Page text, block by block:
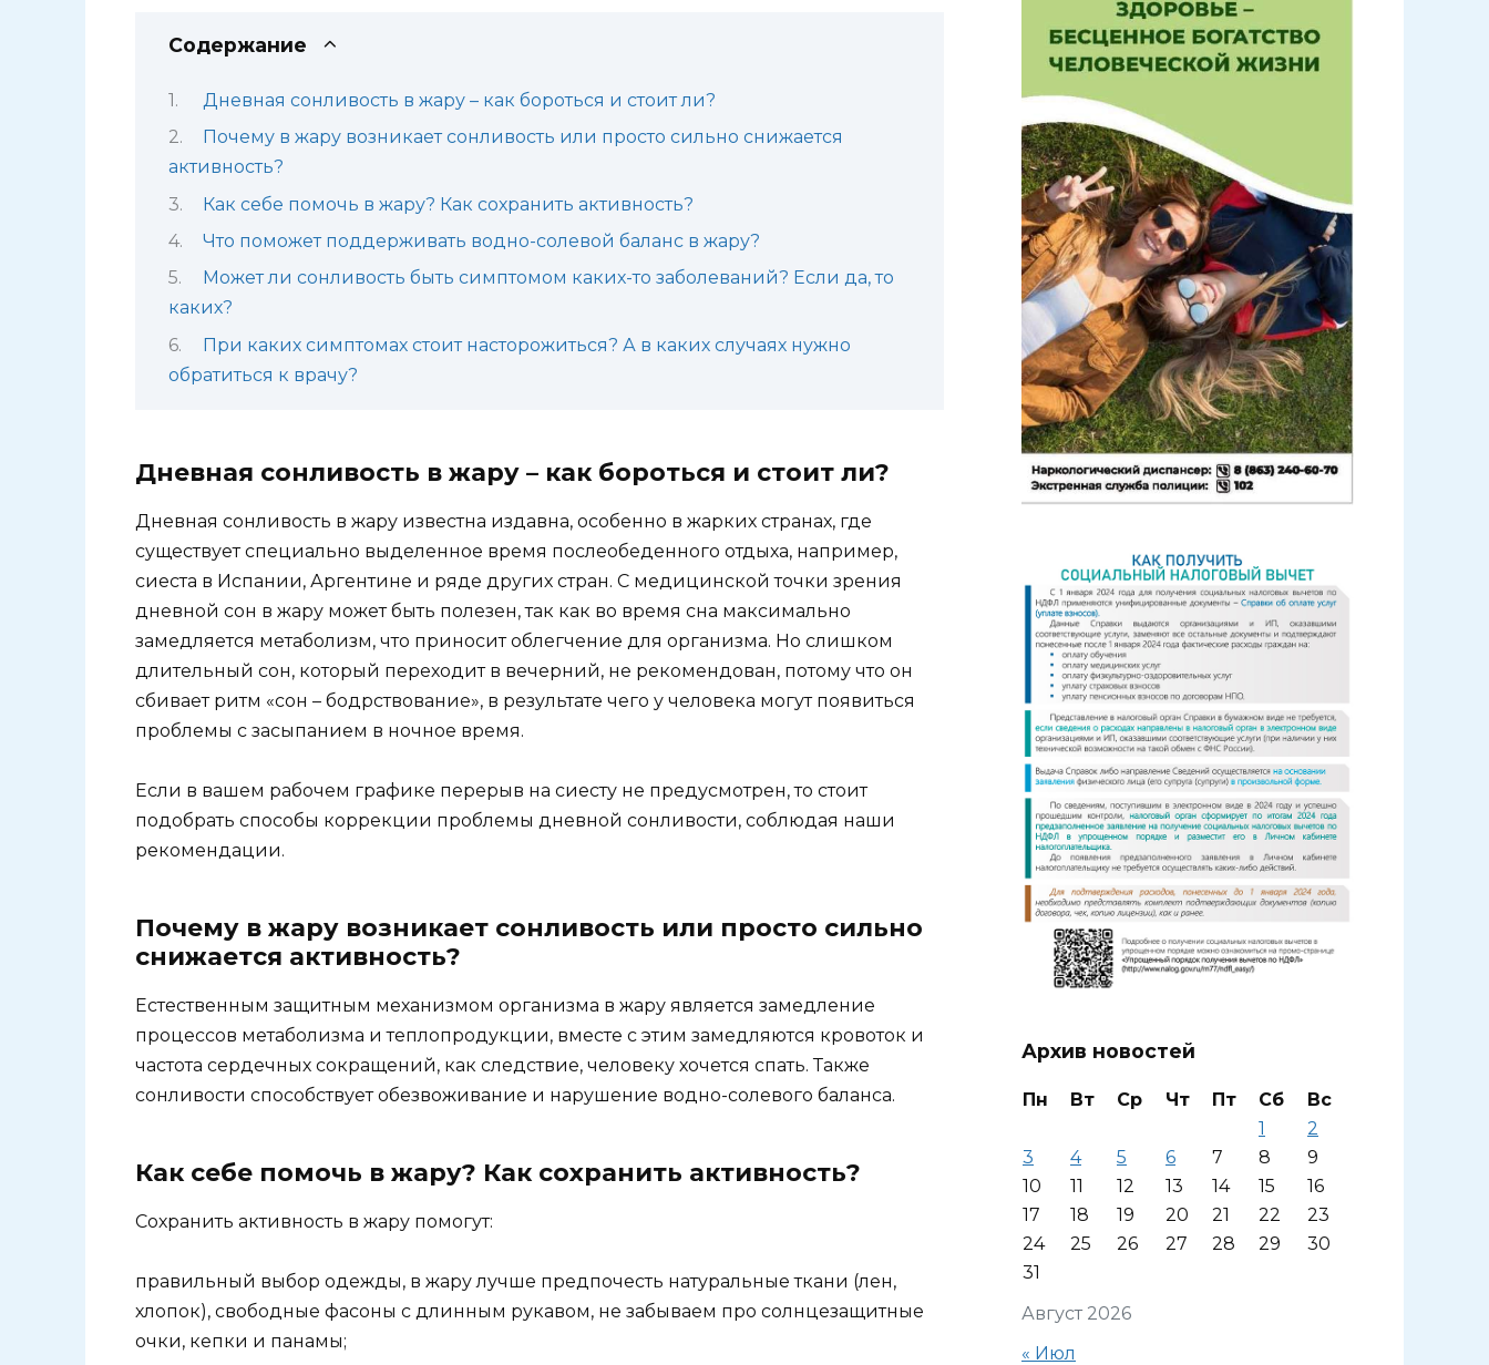
Содержание
Дневная сонливость в жару – как бороться и стоит ли?
Почему в жару возникает сонливость или просто сильно снижается
активность?
Как себе помочь в жару? Как сохранить активность?
Что поможет поддерживать водно-солевой баланс в жару?
Может ли сонливость быть симптомом каких-то заболеваний? Если да, то
каких?
При каких симптомах стоит насторожиться? А в каких случаях нужно
обратиться к врачу?
Дневная сонливость в жару – как бороться и стоит ли?
Дневная сонливость в жару известна издавна, особенно в жарких странах, где
существует специально выделенное время послеобеденного отдыха, например,
сиеста в Испании, Аргентине и ряде других стран. С медицинской точки зрения
дневной сон в жару может быть полезен, так как во время сна максимально
замедляется метаболизм, что приносит облегчение для организма. Но слишком
длительный сон, который переходит в вечерний, не рекомендован, потому что он
сбивает ритм «сон – бодрствование», в результате чего у человека могут появиться
проблемы с засыпанием в ночное время.
Если в вашем рабочем графике перерыв на сиесту не предусмотрен, то стоит
подобрать способы коррекции проблемы дневной сонливости, соблюдая наши
рекомендации.
Почему в жару возникает сонливость или просто сильно
снижается активность?
Естественным защитным механизмом организма в жару является замедление
процессов метаболизма и теплопродукции, вместе с этим замедляются кровоток и
частота сердечных сокращений, как следствие, человеку хочется спать. Также
сонливости способствует обезвоживание и нарушение водно-солевого баланса.
Как себе помочь в жару? Как сохранить активность?
Сохранить активность в жару помогут:
правильный выбор одежды, в жару лучше предпочесть натуральные ткани (лен,
хлопок), свободные фасоны с длинным рукавом, не забываем про солнцезащитные
очки, кепки и панамы;
Архив новостей
Август 2026
Пн Вт Ср Чт Пт Сб
Вс
1
2
3
4 5 6 7 8
9
10
11 12 13 14 15
16
17
18 19 20 21 22
23
24
25 26 27 28 29
30
31
« Июл